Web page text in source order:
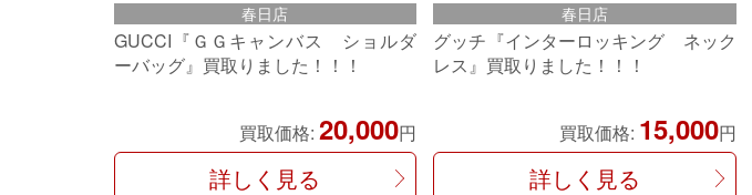
春日店
GUCCI『ＧＧキャンバス ショルダ
ーバッグ』買取りました！！！
買取価格: 20,000円
詳しく見る
春日店
グッチ『インターロッキング ネック
レス』買取りました！！！
買取価格: 15,000円
詳しく見る